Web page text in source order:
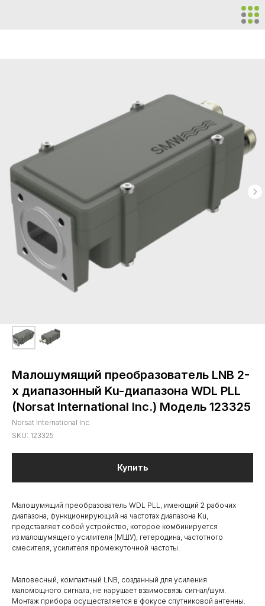
Малошумящий преобразователь LNB 2-
х диапазонный Ku-диапазона WDL PLL
(Norsat International Inc.) Модель 123325
Norsat International Inc.
SKU: 123325
Купить
Малошумящий преобразователь WDL PLL, имеющий 2 рабочих
диапазона, функционирующий на частотах диапазона Ku,
представляет собой устройство, которое комбинируется
из малошумящего усилителя (МШУ), гетеродина, частотного
смесителя, усилителя промежуточной частоты.
Маловесный, компактный LNB, созданный для усиления
маломощного сигнала, не нарушает взаимосвязь сигнал/шум.
Монтаж прибора осуществляется в фокусе спутниковой антенны.